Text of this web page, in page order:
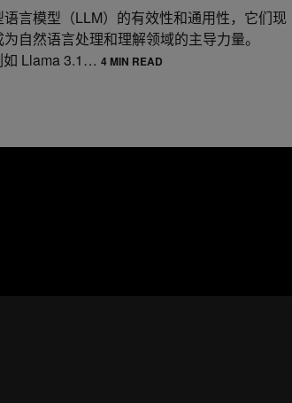
语言模型（LLM）的有效性和通用性，它们现
自然语言处理和理解领域的主导力量。
如 Llama 3.1… 4 MIN READ